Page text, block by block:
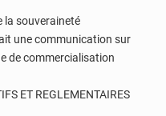
la souveraineté
une communication sur
de commercialisation
ET REGLEMENTAIRES